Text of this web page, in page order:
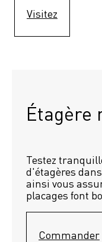
Visitez
Étagère
Testez
d'étagères
ainsi vous
placages font
Commander